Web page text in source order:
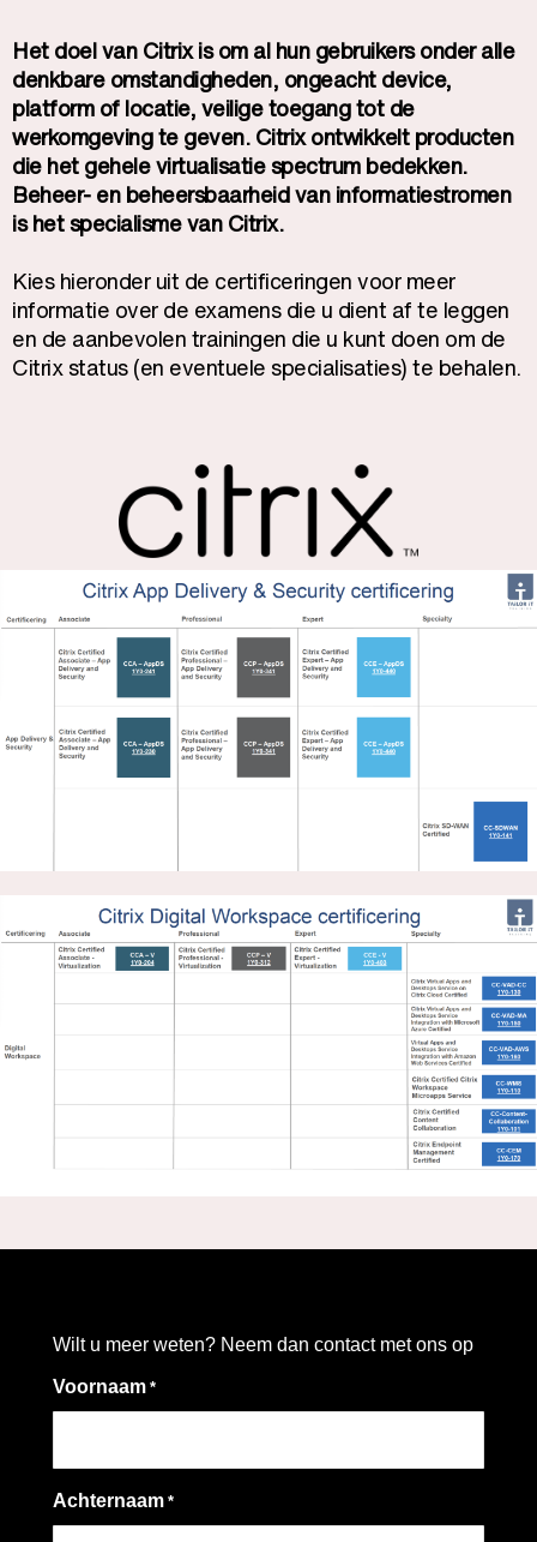
Het doel van Citrix is om al hun gebruikers onder alle
denkbare omstandigheden, ongeacht device,
platform of locatie, veilige toegang tot de
werkomgeving te geven. Citrix ontwikkelt producten
die het gehele virtualisatie spectrum bedekken.
Beheer- en beheersbaarheid van informatiestromen
is het specialisme van Citrix.
Kies hieronder uit de certificeringen voor meer
informatie over de examens die u dient af te leggen
en de aanbevolen trainingen die u kunt doen om de
Citrix status (en eventuele specialisaties) te behalen.
Wilt u meer weten? Neem dan contact met ons op
Voornaam *
Achternaam *